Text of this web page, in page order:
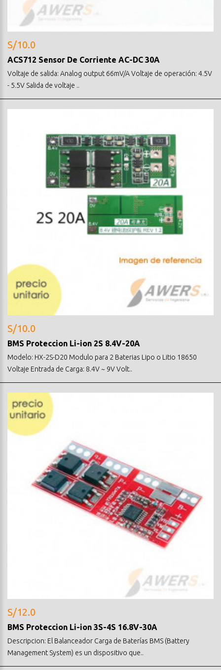
S/10.0
ACS712 Sensor De Corriente AC-DC 30A
Voltaje de salida: Analog output 66mV/A Voltaje de operación: 4.5V
- 5.5V Salida de voltaje ..
S/10.0
BMS Proteccion Li-ion 2S 8.4V-20A
Modelo: HX-2S-D20 Modulo para 2 Baterias Lipo o Litio 18650
Voltaje Entrada de Carga: 8.4V ~ 9V Volt..
S/12.0
BMS Proteccion Li-ion 3S-4S 16.8V-30A
Descripcion: El Balanceador Carga de Baterías BMS (Battery
Management System) es un dispositivo que..